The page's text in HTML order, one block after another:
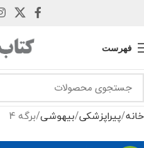
فهرست
خانه پیراپزشکی بیهوشی برگه 4